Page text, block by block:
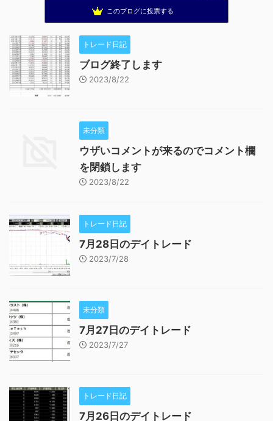
このブログに投票する
トレード日記
ブログ終了します
2023/8/22
未分類
ウザいコメントが来るのでコメント欄
を閉鎖します
2023/8/22
トレード日記
7月28日のデイトレード
2023/7/28
未分類
7月27日のデイトレード
2023/7/27
トレード日記
7月26日のデイトレード